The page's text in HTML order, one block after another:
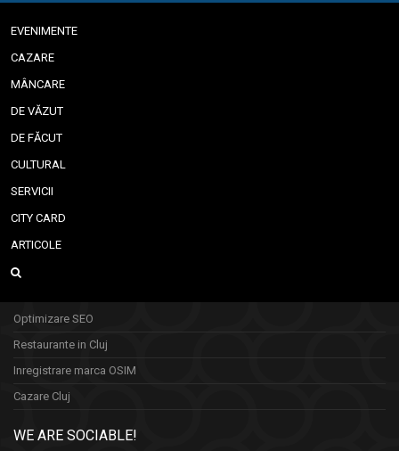
EVENIMENTE
CAZARE
MÂNCARE
DE VĂZUT
DE FĂCUT
CULTURAL
SERVICII
CITY CARD
ARTICOLE
Optimizare SEO
Restaurante in Cluj
Inregistrare marca OSIM
Cazare Cluj
WE ARE SOCIABLE!